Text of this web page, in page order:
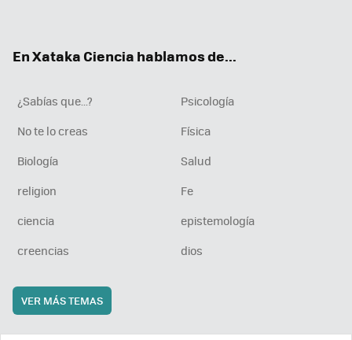
En Xataka Ciencia hablamos de...
¿Sabías que...?
Psicología
No te lo creas
Física
Biología
Salud
religion
Fe
ciencia
epistemología
creencias
dios
VER MÁS TEMAS